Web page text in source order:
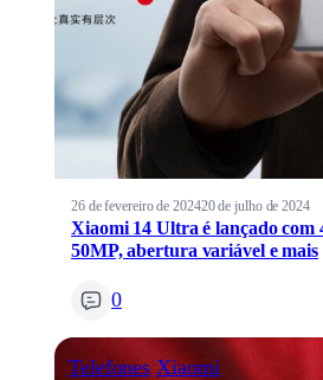
26 de fevereiro de 202420 de julho de 2024
Xiaomi 14 Ultra é lançado com
50MP, abertura variável e mais
0
Telefones Xiaomi